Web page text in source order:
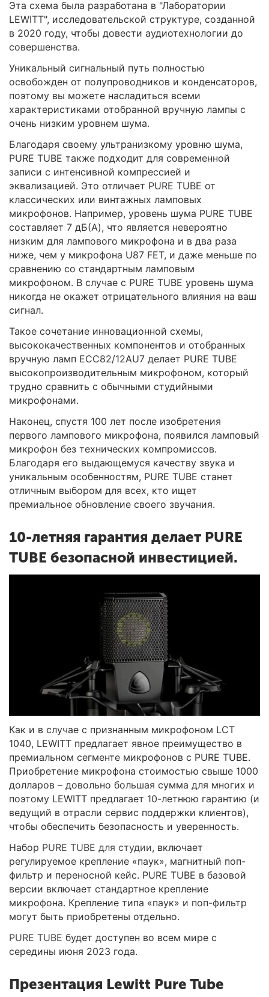
Эта схема была разработана в "Лаборатории
LEWITT", исследовательской структуре, созданной
в 2020 году, чтобы довести аудиотехнологии до
совершенства.
Уникальный сигнальный путь полностью
освобожден от полупроводников и конденсаторов,
поэтому вы можете насладиться всеми
характеристиками отобранной вручную лампы с
очень низким уровнем шума.
Благодаря своему ультранизкому уровню шума,
PURE TUBE также подходит для современной
записи с интенсивной компрессией и
эквализацией. Это отличает PURE TUBE от
классических или винтажных ламповых
микрофонов. Например, уровень шума PURE TUBE
составляет 7 дБ(A), что является невероятно
низким для лампового микрофона и в два раза
ниже, чем у микрофона U87 FET, и даже меньше по
сравнению со стандартным ламповым
микрофоном. В случае с PURE TUBE уровень шума
никогда не окажет отрицательного влияния на ваш
сигнал.
Такое сочетание инновационной схемы,
высококачественных компонентов и отобранных
вручную ламп ECC82/12AU7 делает PURE TUBE
высокопроизводительным микрофоном, который
трудно сравнить с обычными студийными
микрофонами.
Наконец, спустя 100 лет после изобретения
первого лампового микрофона, появился ламповый
микрофон без технических компромиссов.
Благодаря его выдающемуся качеству звука и
уникальным особенностям, PURE TUBE станет
отличным выбором для всех, кто ищет
премиальное обновление своего звучания.
10-летняя гарантия делает PURE
TUBE безопасной инвестицией.
Как и в случае с признанным микрофоном LCT
1040, LEWITT предлагает явное преимущество в
премиальном сегменте микрофонов с PURE TUBE.
Приобретение микрофона стоимостью свыше 1000
долларов – довольно большая сумма для многих и
поэтому LEWITT предлагает 10-летнюю гарантию (и
ведущий в отрасли сервис поддержки клиентов),
чтобы обеспечить безопасность и уверенность.
Набор PURE TUBE для студии, включает
регулируемое крепление «паук», магнитный поп-
фильтр и переносной кейс. PURE TUBE в базовой
версии включает стандартное крепление
микрофона. Крепление типа «паук» и поп-фильтр
могут быть приобретены отдельно.
PURE TUBE будет доступен во всем мире с
середины июня 2023 года.
Презентация Lewitt Pure Tube